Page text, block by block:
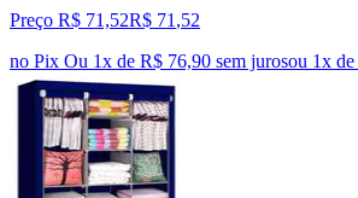
Preço R$ 71,52R$ 71 ,52
no Pix Ou 1x de R$ 76,90 sem jurosou 1x de